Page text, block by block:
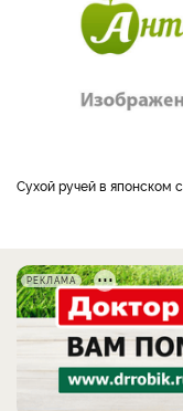
сухой ручей в японском
РЕКЛАМА